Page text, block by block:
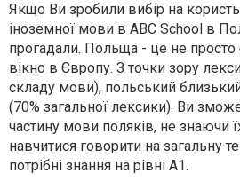
Якщо Ви зробили вибір на
іноземної мови в ABC School в
прогадали. Польща - це не
вікно в Європу. З точки зору
складу мови), польський
(70% загальної лексики). Ви
частину мови поляків, не знаючи
навчитися говорити на загальну
потрібні знання на рівні А1.